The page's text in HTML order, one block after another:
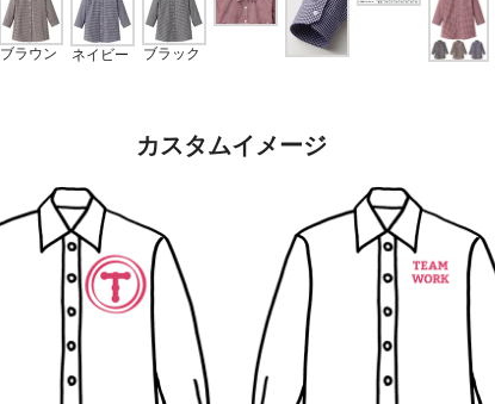
ブラウン ネイビー ブラック
カスタムイメージ